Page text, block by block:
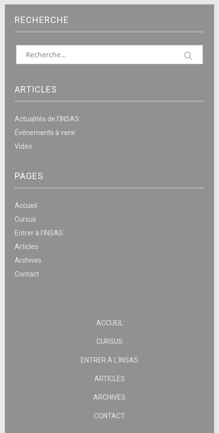
RECHERCHE
ARTICLES
Actualités de l’INSAS
Événements à venir
Vidéo
PAGES
Accueil
Cursus
Entrer à l’INSAS
Articles
Archives
Contact
ACCUEIL
CURSUS
ENTRER À L’INSAS
ARTICLES
ARCHIVES
CONTACT